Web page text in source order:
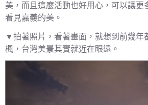
美，而且這麼活動也好用心，可以讓更
看見嘉義的美。
▼拍著照片，看著畫面，就想到前幾年
楓，台灣美景其實就近在眼遠。